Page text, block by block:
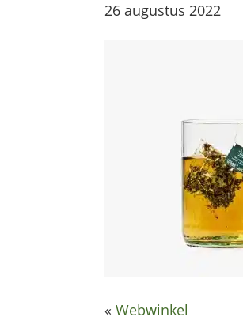
26 augustus 2022
« Webwinkel